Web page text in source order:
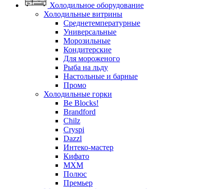
Холодильное оборудование
Холодильные витрины
Среднетемпературные
Универсальные
Морозильные
Кондитерские
Для мороженого
Рыба на льду
Настольные и барные
Промо
Холодильные горки
Be Blocks!
Brandford
Chilz
Cryspi
Dazzl
Интеко-мастер
Кифато
МХМ
Полюс
Премьер